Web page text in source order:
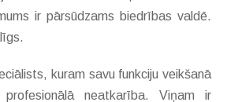
ir pārsūdzams biedrības valdē.
kuram savu funkciju veikšanā
neatkarība. Viņam ir